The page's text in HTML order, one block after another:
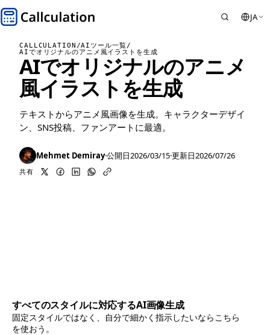
JA
CALLCULATION /AIツール一覧/
AIでオリジナルのアニメ風イラストを生成
AIでオリジナルのアニメ
風イラストを生成
テキストからアニメ風画像を生成。キャラクターデザイ
ン、SNS投稿、ファンアートに最適。
Mehmet Demiray·公開日2026/03/15·更新日2026/07/26
共有
すべてのスタイルに対応するAI画像生成
固定スタイルではなく、自分で細かく指示したいならこちら
を使おう。